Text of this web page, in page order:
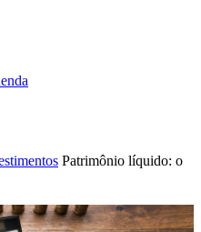
Patrimônio líquido: o